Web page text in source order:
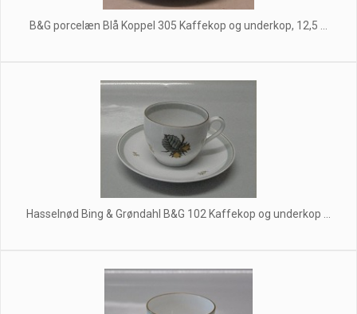
B&G porcelæn Blå Koppel 305 Kaffekop og underkop, 12,5 ...
Hasselnød Bing & Grøndahl B&G 102 Kaffekop og underkop ...